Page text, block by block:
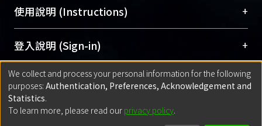
用逐年攀升。同時可加速研究發展、提升研究影響
Archive）平台。 （點選深入了解OA）
含部分內容的版權非匯入者所有，或由第三方贊
助與合作完成，請確認該版權所有者及第三方同
意提供此授權。
Please represent that the submission is your
original work, and that you have the right to
grant the rights to upload.
若欲上傳已出版的全文電子檔，可使用
使用說明 (Instructions) +
網站簡介(Quickstart Guide)
使用手冊(Instruction Manual)
線上預約服務(Booking Service)
登入說明 (Sign-in) +
方案一：臺灣大學計算機中心帳號登入
(With C&INC Email Account)
方案二：ORCID帳號登入(With ORCID)
匯入著作 (Submission) +
方案一：定期更新ORCID者，以ID匯入
We collect and process your personal information for the following
purposes: Authentication, Preferences, Acknowledgement and
Statistics.
To learn more, please read our privacy policy.